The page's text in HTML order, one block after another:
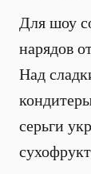
Для шоу
нарядов
Над
серьги